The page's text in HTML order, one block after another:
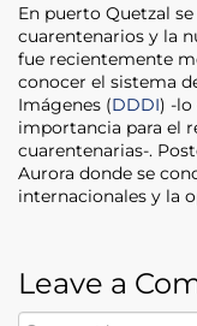
En puerto Quetzal
cuarentenarios y la
fue recientemente
conocer el sistema
Imágenes (DDDI) -lo
importancia para el
cuarentenarias-.
Aurora donde se
internacionales y la
Leave a